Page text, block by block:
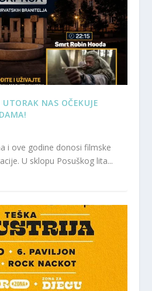
NAS OČEKUJE
i ove godine donosi filmske
U sklopu Posuškog lita...